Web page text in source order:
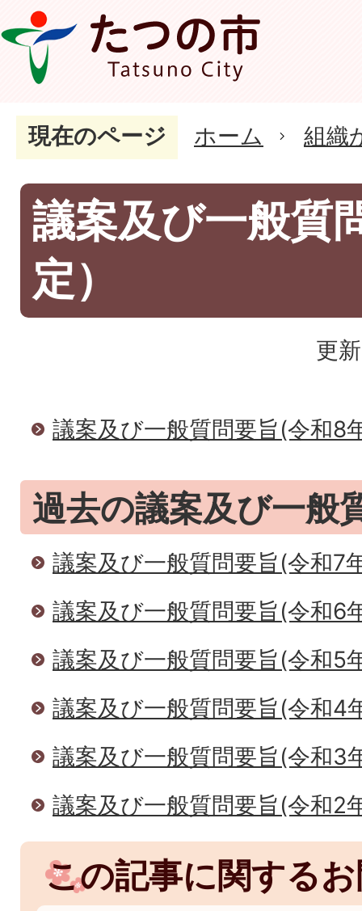
現在のページ ホーム 組織
議案及び一般質
定）
更
議案及び一般質問要旨(令和8
過去の議案及び一般
議案及び一般質問要旨(令和7
議案及び一般質問要旨(令和6
議案及び一般質問要旨(令和5
議案及び一般質問要旨(令和4
議案及び一般質問要旨(令和3
議案及び一般質問要旨(令和2
この記事に関する